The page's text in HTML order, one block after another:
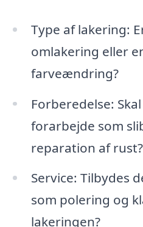
Type af lakering:
omlakering eller
farveændring?
Forberedelse:
forarbejde som
reparation af rust?
Service: Tilbydes
som polering og
lakeringen?